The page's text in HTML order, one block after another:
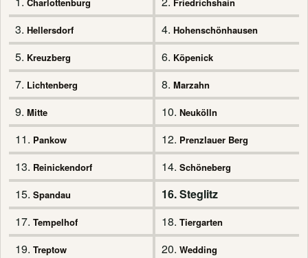
3. Hellersdorf 4. Hohenschönhausen
5. Kreuzberg 6. Köpenick
7. Lichtenberg 8. Marzahn
9. Mitte 10. Neukölln
11. Pankow 12. Prenzlauer Berg
13. Reinickendorf 14. Schöneberg
15. Spandau
16. Steglitz
17. Tempelhof 18. Tiergarten
19. Treptow 20. Wedding